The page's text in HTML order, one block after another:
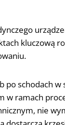
kluczową
schodach w
w ramach
nie